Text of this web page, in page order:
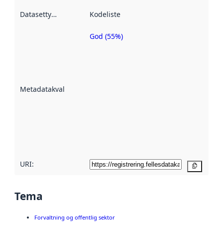
Datasettype Kodeliste
Metadatakvalitet
Metadatakvalitet
God (55%)
URI:
Tema
Forvaltning og offentlig sektor